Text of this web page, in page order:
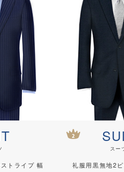
トライプ 幅
スー
礼服用黒無地2